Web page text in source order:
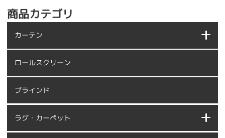
商品カテゴリ
カーテン
ロールスクリーン
ブラインド
ラグ・カーペット